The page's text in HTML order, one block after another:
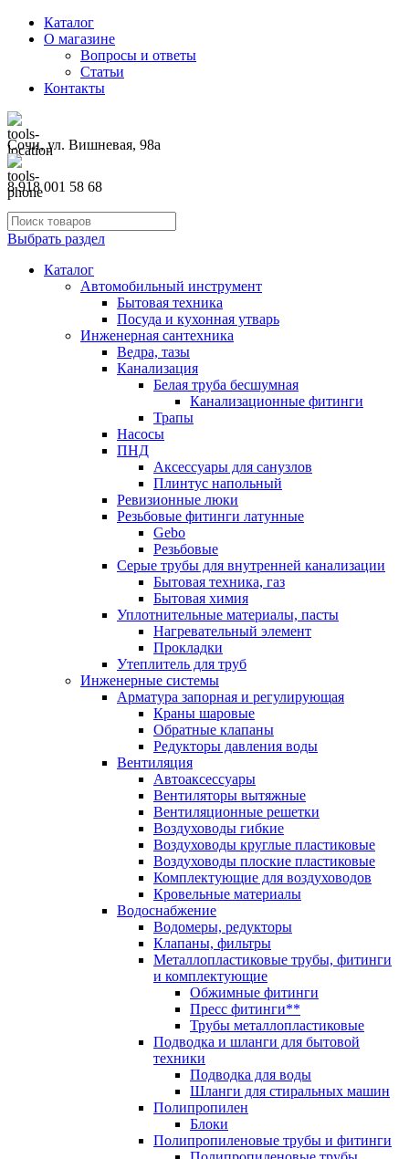
Каталог
О магазине
Вопросы и ответы
Статьи
Контакты
Сочи, ул. Вишневая, 98а
8 918 001 58 68
Выбрать раздел
Каталог
Автомобильный инструмент
Бытовая техника
Посуда и кухонная утварь
Инженерная сантехника
Ведра, тазы
Канализация
Белая труба бесшумная
Канализационные фитинги
Трапы
Насосы
ПНД
Аксессуары для санузлов
Плинтус напольный
Ревизионные люки
Резьбовые фитинги латунные
Gebo
Резьбовые
Серые трубы для внутренней канализации
Бытовая техника, газ
Бытовая химия
Уплотнительные материалы, пасты
Нагревательный элемент
Прокладки
Утеплитель для труб
Инженерные системы
Арматура запорная и регулирующая
Краны шаровые
Обратные клапаны
Редукторы давления воды
Вентиляция
Автоаксессуары
Вентиляторы вытяжные
Вентиляционные решетки
Воздуховоды гибкие
Воздуховоды круглые пластиковые
Воздуховоды плоские пластиковые
Комплектующие для воздуховодов
Кровельные материалы
Водоснабжение
Водомеры, редукторы
Клапаны, фильтры
Металлопластиковые трубы, фитинги
и комплектующие
Обжимные фитинги
Пресс фитинги**
Трубы металлопластиковые
Подводка и шланги для бытовой
техники
Подводка для воды
Шланги для стиральных машин
Полипропилен
Блоки
Полипропиленовые трубы и фитинги